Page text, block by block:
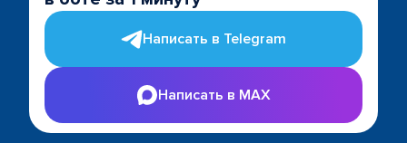
Написать в Telegram
Написать в MAX